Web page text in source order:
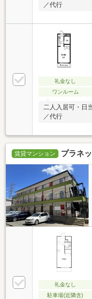
／代行
礼金なし
ワンルーム
二人入居可・日
／代行
賃貸マンション プラネ
礼金なし
駐車場(近隣含)